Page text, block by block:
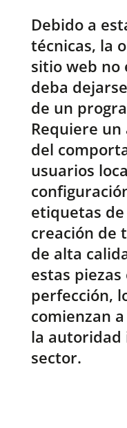
Debido a
técnicas, la
sitio web no
deba
de un
Requiere
del
usuarios
etiquetas
creación de
de alta
estas piezas
perfección,
comienzan
la autoridad
sector.